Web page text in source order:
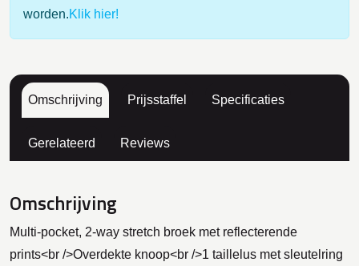
worden.Klik hier!
Omschrijving Prijsstaffel Specificaties
Gerelateerd Reviews
Omschrijving
Multi-pocket, 2-way stretch broek met reflecterende
prints<br />Overdekte knoop<br />1 taillelus met sleutelring